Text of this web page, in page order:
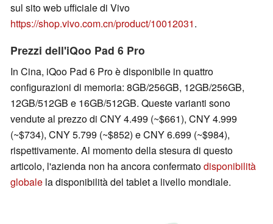
sul sito web ufficiale di Vivo
https://shop.vivo.com.cn/product/10012031.
Prezzi dell'iQoo Pad 6 Pro
In Cina, iQoo Pad 6 Pro è disponibile in quattro
configurazioni di memoria: 8GB/256GB, 12GB/256GB,
12GB/512GB e 16GB/512GB. Queste varianti sono
vendute al prezzo di CNY 4.499 (~$661), CNY 4.999
(~$734), CNY 5.799 (~$852) e CNY 6.699 (~$984),
rispettivamente. Al momento della stesura di questo
articolo, l'azienda non ha ancora confermatodisponibilità
globale la disponibilità del tablet a livello mondiale.